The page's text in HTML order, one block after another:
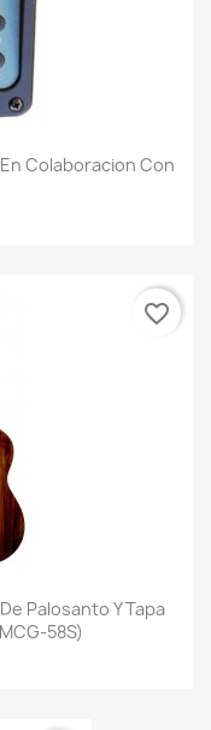
Colaboracion Con
Palosanto Y Tapa
58S)
favorite_border